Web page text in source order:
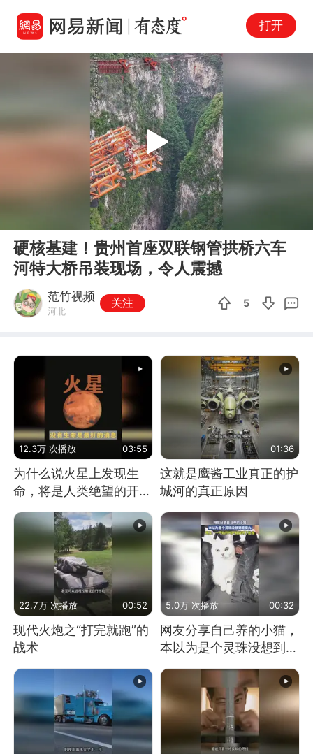
打开
Play
硬核基建！贵州首座双联钢管拱桥六车
河特大桥吊装现场，令人震撼
范竹视频
河北
关注 5
12.3万 次播放 03:55
为什么说火星上发现生
命，将是人类绝望的开
始？
01:36
这就是鹰酱工业真正的护
城河的真正原因
22.7万 次播放 00:52
现代火炮之“打完就跑”的
战术
5.0万 次播放 00:32
网友分享自己养的小猫，
本以为是个灵珠没想到是